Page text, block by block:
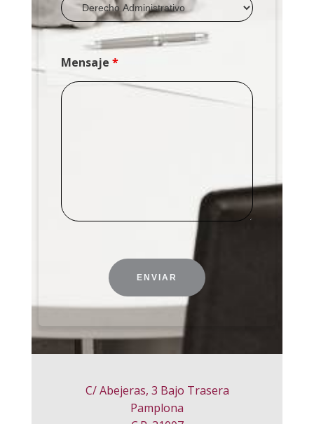
Mensaje *
C/ Abejeras, 3 Bajo Trasera
Pamplona